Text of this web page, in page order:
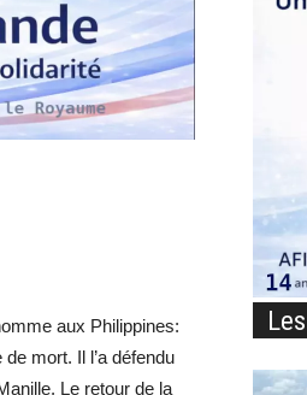
Thaïlande
aux Philippines:
mort. Il l’a défendu
Le retour de la